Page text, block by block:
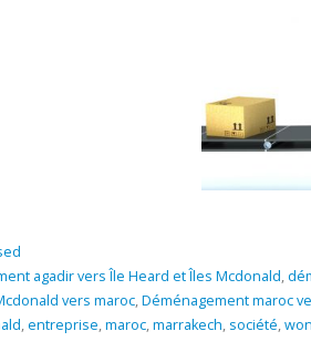
agadir vers Île Heard et Îles Mcdonald,
vers maroc,Déménagement maroc
,entreprise,maroc,marrakech, société,